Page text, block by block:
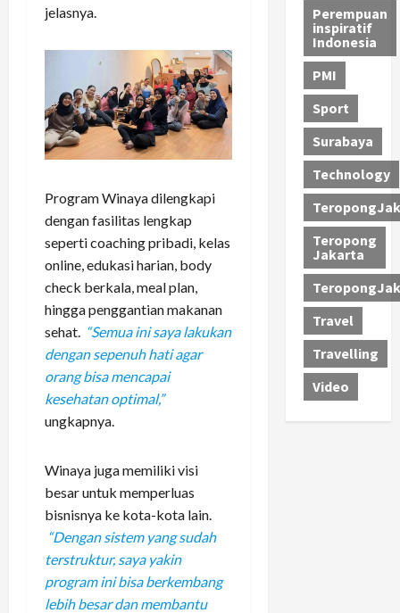
jelasnya.
Program Winaya dilengkapi
dengan fasilitas lengkap
seperti coaching pribadi, kelas
online, edukasi harian, body
check berkala, meal plan,
hingga penggantian makanan
sehat. “Semua ini saya lakukan
dengan sepenuh hati agar
orang bisa mencapai
kesehatan optimal,”
ungkapnya.
Winaya juga memiliki visi
besar untuk memperluas
bisnisnya ke kota-kota lain.
“Dengan sistem yang sudah
terstruktur, saya yakin
program ini bisa berkembang
lebih besar dan membantu
Perempuan
inspiratif
Indonesia
PMI
Sport
Surabaya
Technology
Teropong
Jakarta
Travel
Travelling
Video